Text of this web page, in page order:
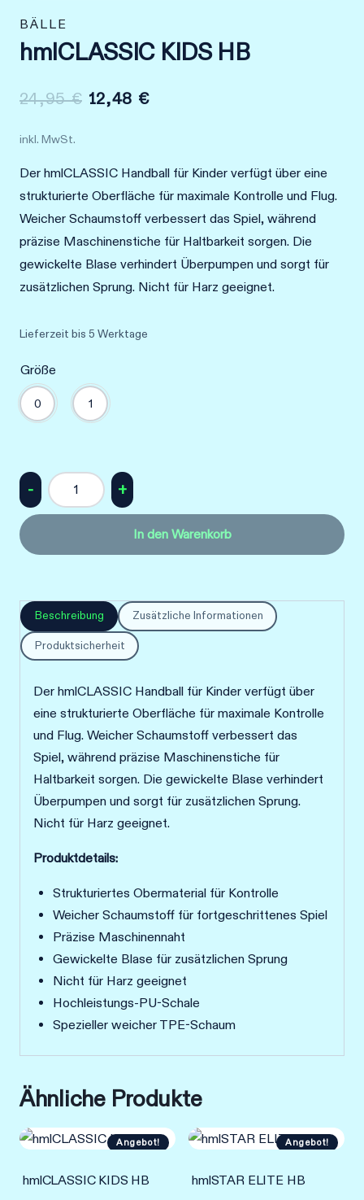
BÄLLE
hmlCLASSIC KIDS HB
24,95€ Ursprünglicher
24,95 €
12,48 €Aktueller
12,48 €.
inkl. MwSt.
Der hmlCLASSIC Handball für Kinder verfügt über eine
strukturierte Oberfläche für maximale Kontrolle und Flug.
Weicher Schaumstoff verbessert das Spiel, während
präzise Maschinenstiche für Haltbarkeit sorgen. Die
gewickelte Blase verhindert Überpumpen und sorgt für
zusätzlichen Sprung. Nicht für Harz geeignet.
Lieferzeit bis 5 Werktage
Größe
0 1
hmlCLASSIC
KIDS
HB
In den Warenkorb
Beschreibung Zusätzliche Informationen
Produktsicherheit
Der hmlCLASSIC Handball für Kinder verfügt über
eine strukturierte Oberfläche für maximale Kontrolle
und Flug. Weicher Schaumstoff verbessert das
Spiel, während präzise Maschinenstiche für
Haltbarkeit sorgen. Die gewickelte Blase verhindert
Überpumpen und sorgt für zusätzlichen Sprung.
Nicht für Harz geeignet.
Produktdetails:
Strukturiertes Obermaterial für Kontrolle
Weicher Schaumstoff für fortgeschrittenes Spiel
Präzise Maschinennaht
Gewickelte Blase für zusätzlichen Sprung
Nicht für Harz geeignet
Hochleistungs-PU-Schale
Spezieller weicher TPE-Schaum
Ähnliche Produkte
Angebot!
hmlCLASSIC KIDS HB
Angebot!
hmlSTAR ELITE HB